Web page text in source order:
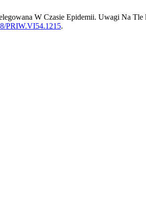
W Czasie Epidemii. Uwagi Na Tle
PRIW.VI54.1215.